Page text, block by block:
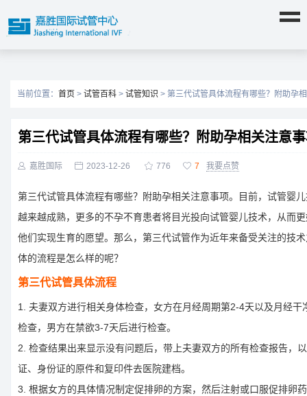
当前位置： 首页 > 试管百科 > 试管知识 > 第三代试管具体流程有哪些？附助孕
第三代试管具体流程有哪些？附助孕相关注意
 嘉胜国际  2023-12-26  776  7 我要点赞
第三代试管具体流程有哪些？附助孕相关注意事项。目前，试管婴
越来越成熟，更多的不孕不育患者将目光投向试管婴儿技术，从而
他们实现生育的愿望。那么，第三代试管作为近年来备受关注的技
体的流程是怎么样的呢？
第三代试管具体流程
1. 夫妻双方进行相关身体检查，女方在月经周期第2-4天以及月经干
检查，男方在禁欲3-7天后进行检查。
2. 检查结果出来显示没有问题后，带上夫妻双方的所有检查报告，
证、身份证的原件和复印件去医院建档。
3. 根据女方的具体情况制定促排卵的方案，然后注射或口服促排卵